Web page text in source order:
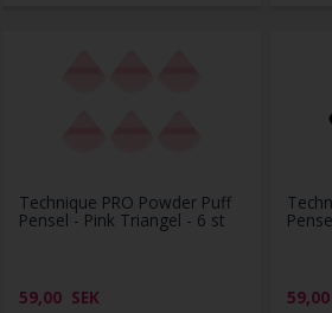
Technique PRO Powder Puff
Pensel - Pink Triangel - 6 st
59,00 SEK 59,00